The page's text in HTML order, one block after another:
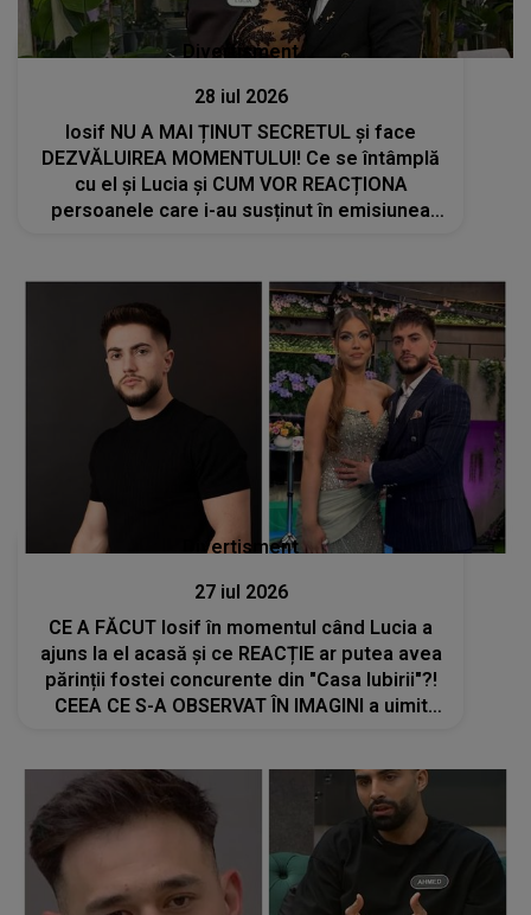
Divertisment
28 iul 2026
Iosif NU A MAI ȚINUT SECRETUL și face
DEZVĂLUIREA MOMENTULUI! Ce se întâmplă
cu el și Lucia și CUM VOR REACȚIONA
persoanele care i-au susținut în emisiunea
Divertisment
27 iul 2026
CE A FĂCUT Iosif în momentul când Lucia a
ajuns la el acasă și ce REACȚIE ar putea avea
părinții fostei concurente din "Casa Iubirii"?!
CEEA CE S-A OBSERVAT ÎN IMAGINI a uimit